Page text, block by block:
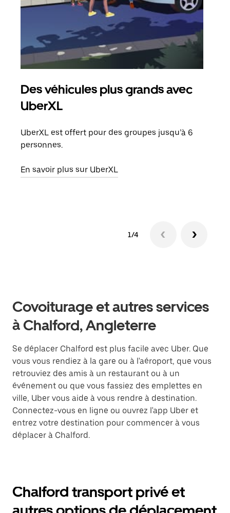
Des véhicules plus grands avec
UberXL
UberXL est offert pour des groupes jusqu’à 6
personnes.
En savoir plus sur UberXL
1/4
Covoiturage et autres services
à Chalford, Angleterre
Se déplacer Chalford est plus facile avec Uber. Que
vous vous rendiez à la gare ou à l'aéroport, que vous
retrouviez des amis à un restaurant ou à un
événement ou que vous fassiez des emplettes en
ville, Uber vous aide à vous rendre à destination.
Connectez-vous en ligne ou ouvrez l'app Uber et
entrez votre destination pour commencer à vous
déplacer à Chalford.
Chalford transport privé et